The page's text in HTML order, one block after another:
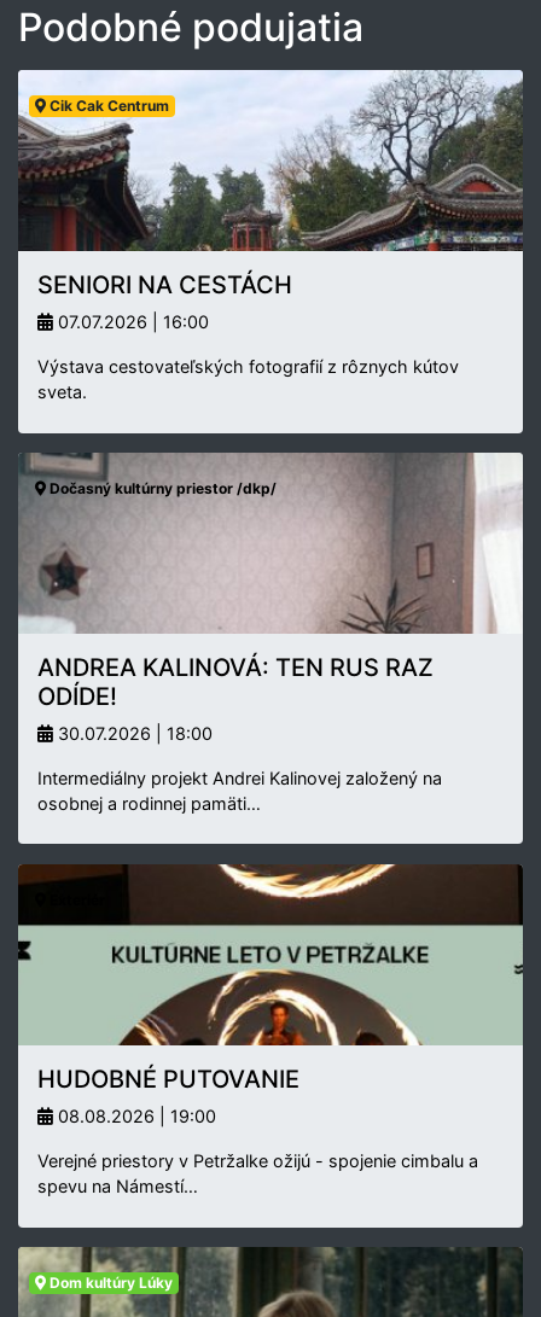
Podobné podujatia
Cik Cak Centrum
SENIORI NA CESTÁCH
07.07.2026 | 16:00
Výstava cestovateľských fotografií z rôznych kútov
sveta.
Dočasný kultúrny priestor /dkp/
ANDREA KALINOVÁ: TEN RUS RAZ
ODÍDE!
30.07.2026 | 18:00
Intermediálny projekt Andrei Kalinovej založený na
osobnej a rodinnej pamäti…
HUDOBNÉ PUTOVANIE
08.08.2026 | 19:00
Verejné priestory v Petržalke ožijú - spojenie cimbalu a
spevu na Námestí…
Dom kultúry Lúky